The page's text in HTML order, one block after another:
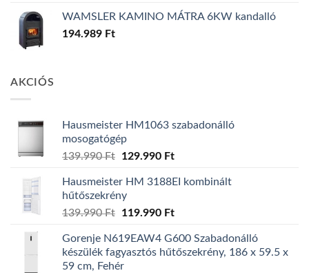
WAMSLER KAMINO MÁTRA 6KW kandalló
194.989 Ft
AKCIÓS
Hausmeister HM1063 szabadonálló
mosogatógép
139.990Ft
Original
was:
139.990 Ft.
129.990 FtCurrent
is:
Hausmeister HM 3188EI kombinált
hűtőszekrény
139.990Ft
Original
was:
139.990 Ft.
119.990 FtCurrent
is:
119.990 Ft.
Gorenje N619EAW4 G600 Szabadonálló
készülék fagyasztós hűtőszekrény, 186 x 59.5 x
59 cm, Fehér